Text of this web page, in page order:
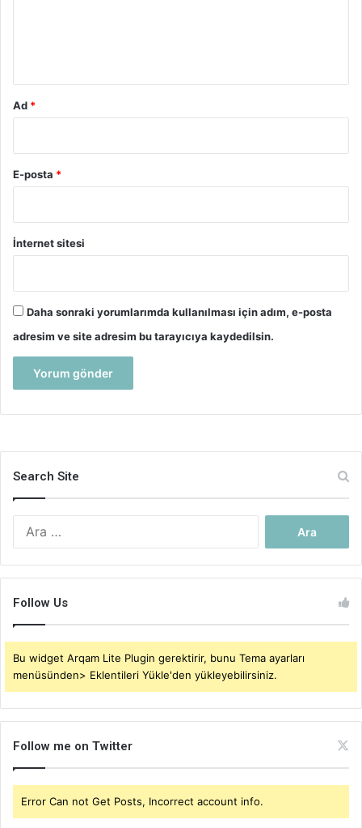
Ad *
E-posta *
İnternet sitesi
Daha sonraki yorumlarımda kullanılması için adım, e-posta
adresim ve site adresim bu tarayıcıya kaydedilsin.
Search Site
Follow Us
Bu widget Arqam Lite Plugin gerektirir, bunu Tema ayarları
menüsünden> Eklentileri Yükle'den yükleyebilirsiniz.
Follow me on Twitter
Error Can not Get Posts, Incorrect account info.